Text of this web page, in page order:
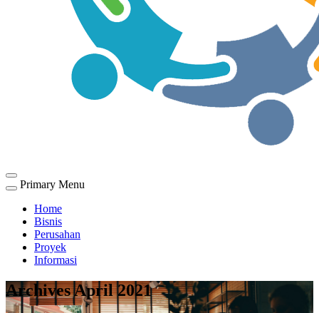
Primary Menu
Home
Bisnis
Perusahan
Proyek
Informasi
Archives April 2021